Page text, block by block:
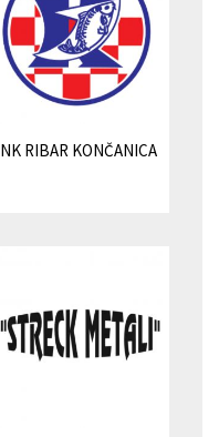
NK RIBAR KONČANICA